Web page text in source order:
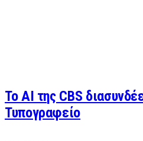
Το AI της CBS
Τυπογραφείο